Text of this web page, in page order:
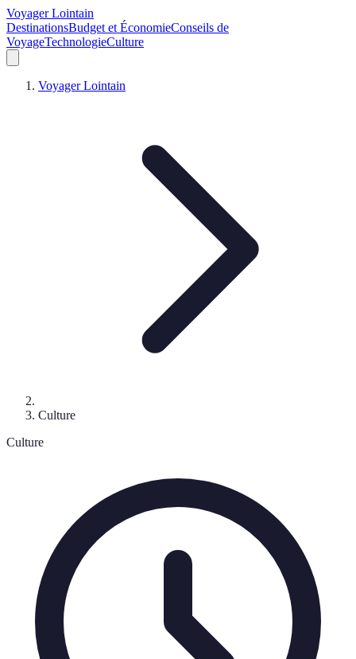
Voyager Lointain
DestinationsBudget et ÉconomieConseils de
VoyageTechnologieCulture
Voyager Lointain
Culture
Culture